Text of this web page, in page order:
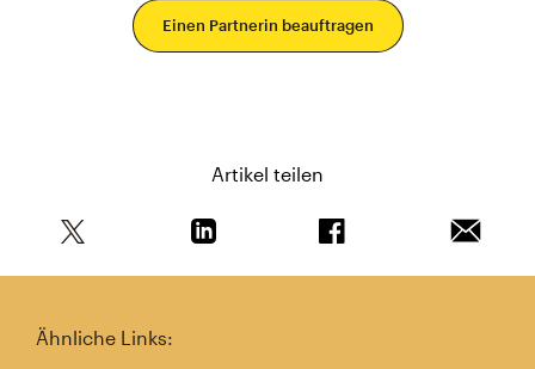
Einen Partnerin beauftragen
Artikel teilen
Ähnliche Links: